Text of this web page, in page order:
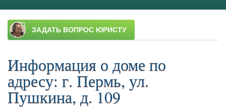
Главное меню
Информация о доме по
адресу: г. Пермь, ул.
Пушкина, д. 109